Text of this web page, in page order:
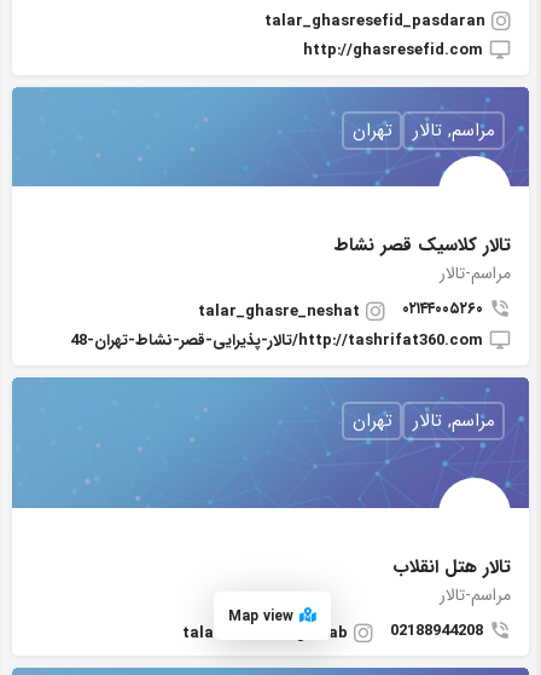
talar_ghasresefid_pasdaran
http://ghasresefid.com
تالار کلاسیک قصر نشاط
مراسم-تالار
۰۲۱۴۴۰۰۵۲۶۰
talar_ghasre_neshat
http://tashrifat360.com/تالار-پذیرایی-قصر-نشاط-تهران-48
مراسم, تالار تهران
تالار هتل انقلاب
مراسم-تالار
02188944208
talar_hotel_enghelab
مراسم, تالار تهران
Map view